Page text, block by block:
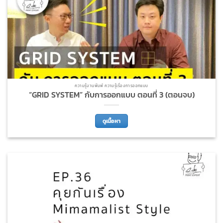
ความรู้งานพิมพ์ ความรู้เรื่องการออกแบบ
“GRID SYSTEM” กับการออกแบบ ตอนที่ 3 (ตอนจบ)
ดูเนื้อหา